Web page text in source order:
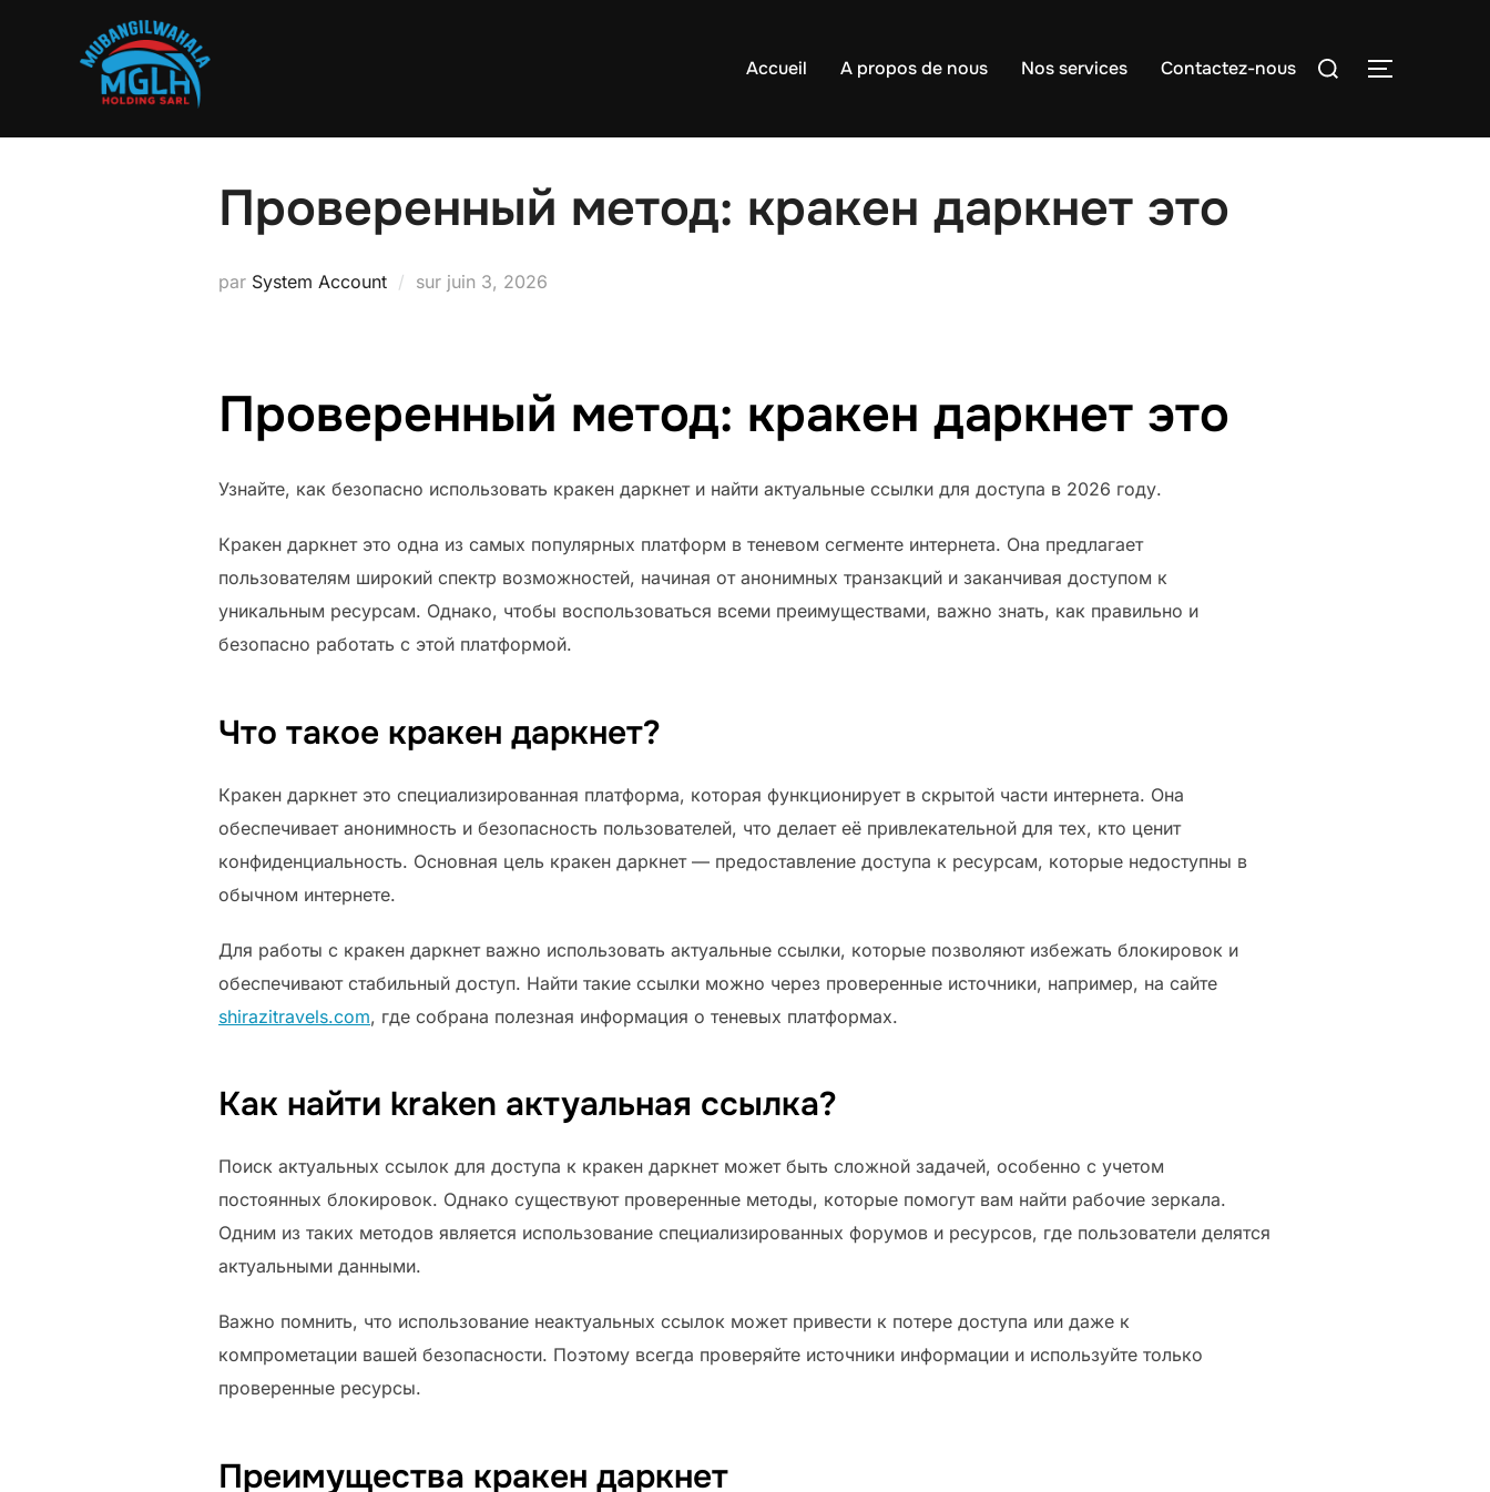
Accueil A propos de nous Nos services Contactez-nous
Rechercher :
Проверенный метод: кракен даркнет это
par System Account sur Publié
juin 3, 2026
Проверенный метод: кракен даркнет это
Узнайте, как безопасно использовать кракен даркнет и найти актуальные ссылки для доступа в 2026 году.
Кракен даркнет это одна из самых популярных платформ в теневом сегменте интернета. Она предлагает
пользователям широкий спектр возможностей, начиная от анонимных транзакций и заканчивая доступом к
уникальным ресурсам. Однако, чтобы воспользоваться всеми преимуществами, важно знать, как правильно и
безопасно работать с этой платформой.
Что такое кракен даркнет?
Кракен даркнет это специализированная платформа, которая функционирует в скрытой части интернета. Она
обеспечивает анонимность и безопасность пользователей, что делает её привлекательной для тех, кто ценит
конфиденциальность. Основная цель кракен даркнет — предоставление доступа к ресурсам, которые недоступны в
обычном интернете.
Для работы с кракен даркнет важно использовать актуальные ссылки, которые позволяют избежать блокировок и
обеспечивают стабильный доступ. Найти такие ссылки можно через проверенные источники, например, на сайте
shirazitravels.com, где собрана полезная информация о теневых платформах.
Как найти kraken актуальная ссылка?
Поиск актуальных ссылок для доступа к кракен даркнет может быть сложной задачей, особенно с учетом
постоянных блокировок. Однако существуют проверенные методы, которые помогут вам найти рабочие зеркала.
Одним из таких методов является использование специализированных форумов и ресурсов, где пользователи делятся
актуальными данными.
Важно помнить, что использование неактуальных ссылок может привести к потере доступа или даже к
компрометации вашей безопасности. Поэтому всегда проверяйте источники информации и используйте только
проверенные ресурсы.
Преимущества кракен даркнет